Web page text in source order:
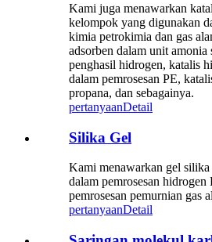
Kami juga menawarkan
kelompok yang digunakan
kimia petrokimia dan gas
adsorben dalam unit amonia
penghasil hidrogen, katalis
dalam pemrosesan PE,
propana, dan sebagainya.
pertanyaanDetail
Silika Gel
Kami menawarkan gel silika
dalam pemrosesan hidrogen
pemrosesan pemurnian gas
pertanyaanDetail